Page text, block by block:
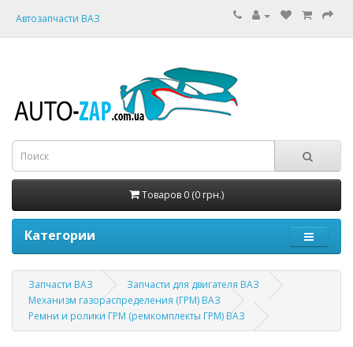
Автозапчасти ВАЗ
Товаров 0 (0 грн.)
Категории
Запчасти ВАЗ
Запчасти для двигателя ВАЗ
Механизм газораспределения (ГРМ) ВАЗ
Ремни и ролики ГРМ (ремкомплекты ГРМ) ВАЗ